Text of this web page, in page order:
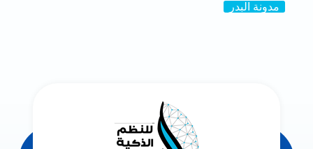
مدونة البدر